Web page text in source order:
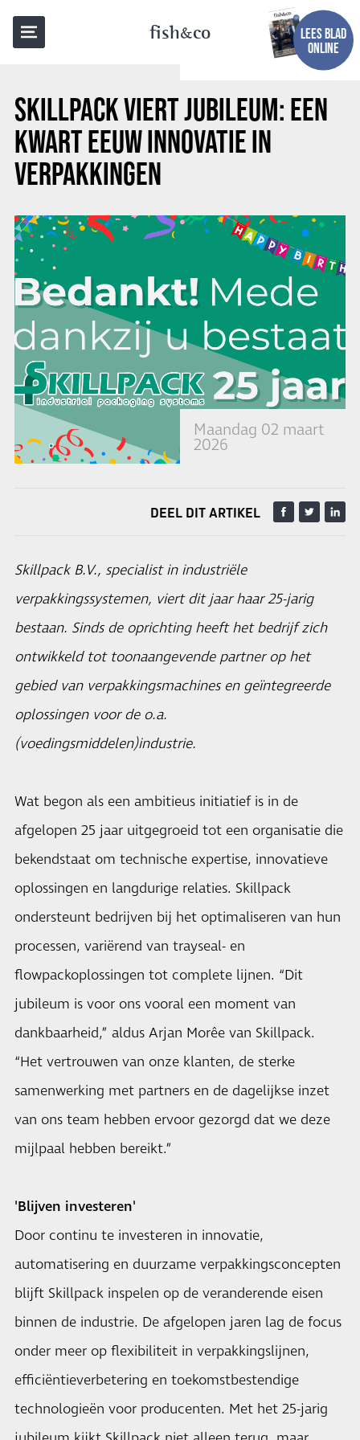
fishco
LEES BLAD
ONLINE
SKILLPACK VIERT JUBILEUM: EEN
KWART EEUW INNOVATIE IN
VERPAKKINGEN
Maandag 02 maart
2026
TERUG NAAR OVERZICHT
DEEL DIT ARTIKEL
Skillpack B.V., specialist in industriële
verpakkingssystemen, viert dit jaar haar 25-jarig
bestaan. Sinds de oprichting heeft het bedrijf zich
ontwikkeld tot toonaangevende partner op het
gebied van verpakkingsmachines en geïntegreerde
oplossingen voor de o.a.
(voedingsmiddelen)industrie.
Wat begon als een ambitieus initiatief is in de
afgelopen 25 jaar uitgegroeid tot een organisatie die
bekendstaat om technische expertise, innovatieve
oplossingen en langdurige relaties. Skillpack
ondersteunt bedrijven bij het optimaliseren van hun
processen, variërend van trayseal- en
flowpackoplossingen tot complete lijnen. “Dit
jubileum is voor ons vooral een moment van
dankbaarheid,” aldus Arjan Morêe van Skillpack.
“Het vertrouwen van onze klanten, de sterke
samenwerking met partners en de dagelijkse inzet
van ons team hebben ervoor gezorgd dat we deze
mijlpaal hebben bereikt.”
'Blijven investeren'
Door continu te investeren in innovatie,
automatisering en duurzame verpakkingsconcepten
blijft Skillpack inspelen op de veranderende eisen
binnen de industrie. De afgelopen jaren lag de focus
onder meer op flexibiliteit in verpakkingslijnen,
efficiëntieverbetering en toekomstbestendige
technologieën voor producenten. Met het 25-jarig